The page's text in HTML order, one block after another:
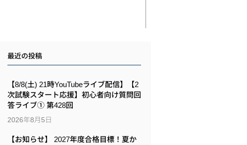
最近の投稿
【8/8(土) 21時YouTubeライブ配信】【2
次試験スタート応援】初心者向け質問回
答ライブ① 第428回
2026年8月5日
【お知らせ】 2027年度合格目標！夏か